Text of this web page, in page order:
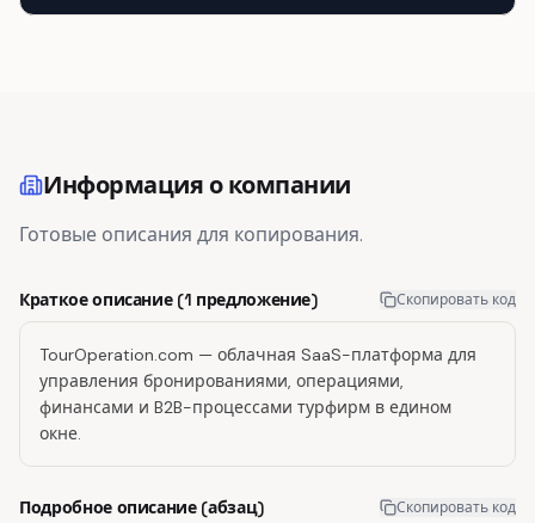
Информация о компании
Готовые описания для копирования.
Краткое описание (1 предложение) Скопировать код
TourOperation.com — облачная SaaS-платформа для
управления бронированиями, операциями,
финансами и B2B-процессами турфирм в едином
окне.
Подробное описание (абзац) Скопировать код